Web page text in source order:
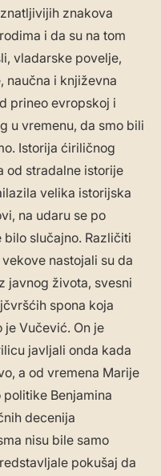
znakova
i da su na tom
vladarske povelje,
naučna i književna
prineo evropskoj i
u vremenu, da smo bili
Istorija ćiriličnog
od stradalne istorije
velika istorijska
na udaru se po
slučajno. Različiti
nastojali su da
javnog života, svesni
spona koja
je Vučević. On je
javljali onda kada
a od vremena Marije
Benjamina
decenija
nisu bile samo
pokušaj da